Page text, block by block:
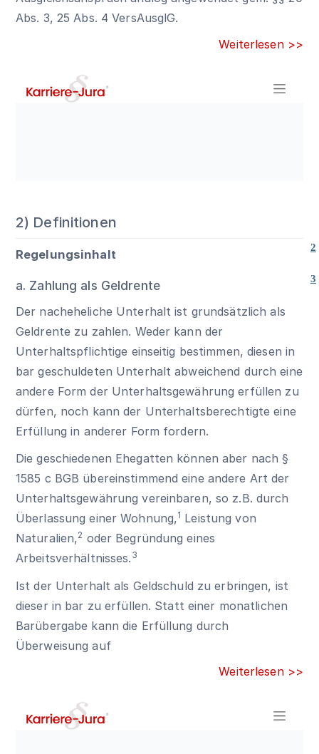
Abs. 3, 25 Abs. 4 VersAusglG.
Weiterlesen >>
2) Definitionen
2
Regelungsinhalt
3
a. Zahlung als Geldrente
Der nacheheliche Unterhalt ist grundsätzlich als
Geldrente zu zahlen. Weder kann der
Unterhaltspflichtige einseitig bestimmen, diesen in
bar geschuldeten Unterhalt abweichend durch eine
andere Form der Unterhaltsgewährung erfüllen zu
dürfen, noch kann der Unterhaltsberechtigte eine
Erfüllung in anderer Form fordern.
Die geschiedenen Ehegatten können aber nach§
1585 c BGB übereinstimmend eine andere Art der
Unterhaltsgewährung vereinbaren, so z.B. durch
Überlassung einer Wohnung,1 Leistung von
Naturalien,2 oder Begründung eines
Arbeitsverhältnisses. 3
Ist der Unterhalt als Geldschuld zu erbringen, ist
dieser in bar zu erfüllen. Statt einer monatlichen
Barübergabe kann die Erfüllung durch
Überweisung auf
Weiterlesen >>